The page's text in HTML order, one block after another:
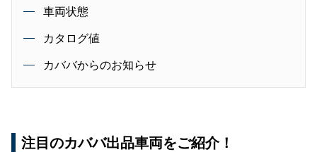
車両状態
カタログ値
カババからのお知らせ
注目のカババ出品車両をご紹介！